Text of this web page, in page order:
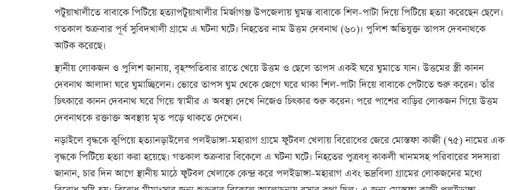
পটুয়াখালীতে বাবাকে পিটিয়ে হত্যাপটুয়াখালীর মির্জাগঞ্জ উপজেলায় ঘুমন্ত বাবাকে শিল-পাটা দিয়ে পিটিয়ে হত্যা করেছেন ছেলে।
গতকাল শুক্রবার পূর্ব সুবিদখালী গ্রামে এ ঘটনা ঘটে। নিহতের নাম উত্তম দেবনাথ (৬০)। পুলিশ অভিযুক্ত তাপস দেবনাথকে
আটক করেছে।
স্থানীয় লোকজন ও পুলিশ জানায়, বৃহস্পতিবার রাতে খেয়ে উত্তম ও ছেলে তাপস একই ঘরে ঘুমাতে যান। উত্তমের স্ত্রী কানন
দেবনাথ আলাদা ঘরে ঘুমাচ্ছিলেন। ভোরে তাপস ঘুম থেকে জেগে ঘরে থাকা শিল-পাটা দিয়ে বাবাকে পেটাতে শুরু করেন। তাঁর
চিৎকারে কানন দেবনাথ ঘরে গিয়ে স্বামীর এ অবস্থা দেখে নিজেও চিৎকার শুরু করেন। পরে পাশের বাড়ির লোকজন গিয়ে উত্তম
দেবনাথকে রক্তাক্ত অবস্থায় মৃত পড়ে থাকতে দেখেন।
নড়াইলে বৃদ্ধকে কুপিয়ে হত্যানড়াইলের পলইডাঙ্গা-মহারাগ গ্রামে ফুটবল খেলায় বিরোধের জেরে মোস্তফা কাজী (৭৫) নামের এক
বৃদ্ধকে পিটিয়ে হত্যা করা হয়েছে। গতকাল শুক্রবার বিকেলে এ ঘটনা ঘটে। নিহতের পুত্রবধূ কাকলী খানমসহ পরিবারের সদস্যরা
জানান, চার দিন আগে স্থানীয় মাঠে ফুটবল খেলাকে কেন্দ্র করে পলইডাঙ্গা-মহারাগ এবং ভদ্রবিলা গ্রামের লোকজনের মধ্যে